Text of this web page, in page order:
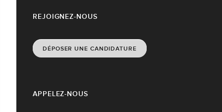
REJOIGNEZ-NOUS
DÉPOSER UNE CANDIDATURE
APPELEZ-NOUS